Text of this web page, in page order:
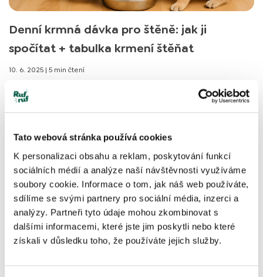
Tato webová stránka používá cookies
K personalizaci obsahu a reklam, poskytování funkcí
sociálních médií a analýze naší návštěvnosti využíváme
soubory cookie. Informace o tom, jak náš web používáte,
sdílíme se svými partnery pro sociální média, inzerci a
analýzy. Partneři tyto údaje mohou zkombinovat s
dalšími informacemi, které jste jim poskytli nebo které
získali v důsledku toho, že používáte jejich služby.
Denní krmná dávka pro štěně: jak ji
spočítat + tabulka krmení štěňat
10. 6. 2025 | 5 min čtení
Nevíte, kolik krmiva je pro vaše štěně ideální? Naučte se
vypočítat správnou krmnou dávku pro štěně a inspirujte
Rady a tipy